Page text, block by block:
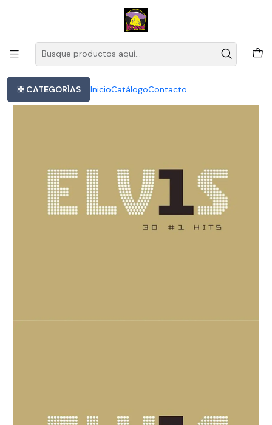
CATEGORÍAS InicioCatálogoContacto
Este es el texto del slide